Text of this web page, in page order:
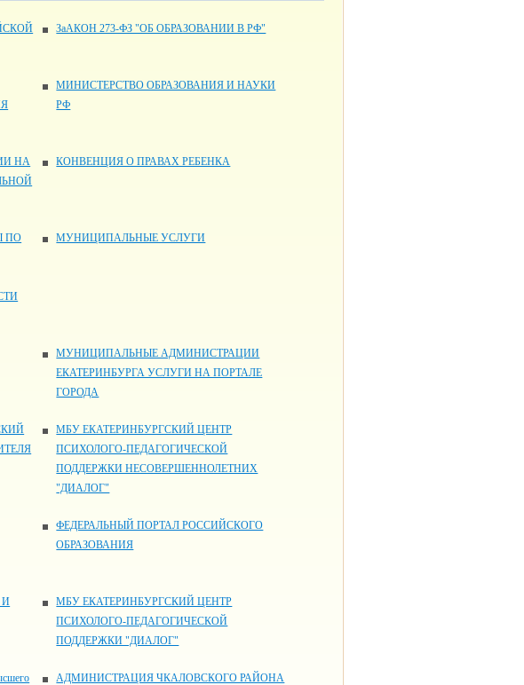
ЗаАКОН 273-ФЗ "ОБ ОБРАЗОВАНИИ В РФ"
МИНИСТЕРСТВО ОБРАЗОВАНИЯ И НАУКИ
РФ
НА
КОНВЕНЦИЯ О ПРАВАХ РЕБЕНКА
ПО
МУНИЦИПАЛЬНЫЕ УСЛУГИ
МУНИЦИПАЛЬНЫЕ АДМИНИСТРАЦИИ
ЕКАТЕРИНБУРГА УСЛУГИ НА ПОРТАЛЕ
ГОРОДА
МБУ ЕКАТЕРИНБУРГСКИЙ ЦЕНТР
ПСИХОЛОГО-ПЕДАГОГИЧЕСКОЙ
ПОДДЕРЖКИ НЕСОВЕРШЕННОЛЕТНИХ
"ДИАЛОГ"
ФЕДЕРАЛЬНЫЙ ПОРТАЛ РОССИЙСКОГО
ОБРАЗОВАНИЯ
И
МБУ ЕКАТЕРИНБУРГСКИЙ ЦЕНТР
ПСИХОЛОГО-ПЕДАГОГИЧЕСКОЙ
ПОДДЕРЖКИ "ДИАЛОГ"
АДМИНИСТРАЦИЯ ЧКАЛОВСКОГО РАЙОНА